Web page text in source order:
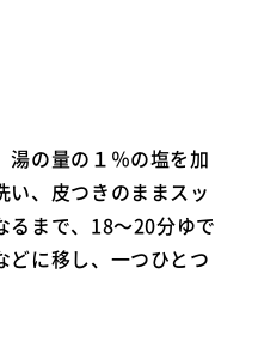
湯の量の１％の塩を加
い、皮つきのままスッ
るまで、18〜20分ゆで
どに移し、一つひとつ